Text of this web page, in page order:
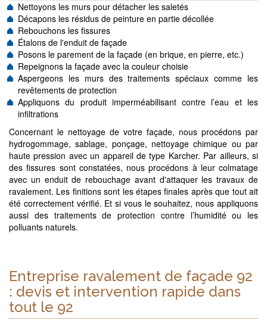
Nettoyons les murs pour détacher les saletés
Décapons les résidus de peinture en partie décollée
Rebouchons les fissures
Étalons de l'enduit de façade
Posons le parement de la façade (en brique, en pierre, etc.)
Repeignons la façade avec la couleur choisie
Aspergeons les murs des traitements spéciaux comme les
revêtements de protection
Appliquons du produit imperméabilisant contre l’eau et les
infiltrations
Concernant le nettoyage de votre façade, nous procédons par
hydrogommage, sablage, ponçage, nettoyage chimique ou par
haute pression avec un appareil de type Karcher. Par ailleurs, si
des fissures sont constatées, nous procédons à leur colmatage
avec un enduit de rebouchage avant d'attaquer les travaux de
ravalement. Les finitions sont les étapes finales après que tout ait
été correctement vérifié. Et si vous le souhaitez, nous appliquons
aussi des traitements de protection contre l’humidité ou les
polluants naturels.
Entreprise ravalement de façade 92
: devis et intervention rapide dans
tout le 92